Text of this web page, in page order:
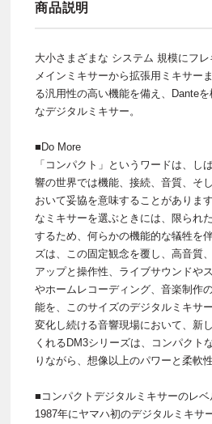
商品説明
大小さまざまな システム 規模にフ
メインミキサーから拡張用ミキサー
る汎用性の高い機能を備え、Dante
なデジタルミキサー。
■Do More
「コンパクト」というワードは、し
響の世界では機能、接続、音質、そ
おいて妥協を意味することがありま
なミキサーを選ぶときには、限られ
するため、何らかの機能的な犠牲を
ズは、この固定観念を覆し、高音質
アップと操作性、ライブサウンドや
やホームレコーディング、音楽制作
能を、このサイズのデジタルミキサ
変化し続ける音響現場において、新
くれるDM3シリーズは、コンパクト
りながら、想像以上のパワーと柔軟
■コンパクトデジタルミキサーのレ
1987年にヤマハ初のデジタルミキサ